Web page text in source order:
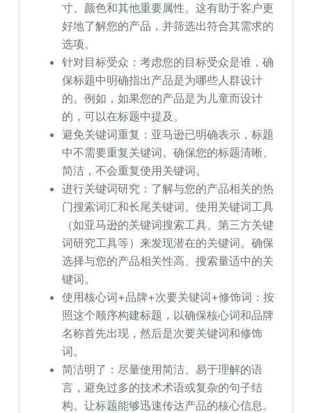
寸、颜色和其他重要属性。这有助于客户更
好地了解您的产品，并筛选出符合其需求的
选项。
针对目标受众：考虑您的目标受众是谁，确
保标题中明确指出产品是为哪些人群设计
的。例如，如果您的产品是为儿童而设计
的，可以在标题中提及。
避免关键词重复：亚马逊已明确表示，标题
中不需要重复关键词。确保您的标题清晰、
简洁，不会重复使用关键词。
进行关键词研究：了解与您的产品相关的热
门搜索词汇和长尾关键词。使用关键词工具
（如亚马逊的关键词搜索工具、第三方关键
词研究工具等）来发现潜在的关键词。确保
选择与您的产品相关性高、搜索量适中的关
键词。
使用核心词+品牌+次要关键词+修饰词：按
照这个顺序构建标题，以确保核心词和品牌
名称首先出现，然后是次要关键词和修饰
词。
简洁明了：尽量使用简洁、易于理解的语
言，避免过多的技术术语或复杂的句子结
构。让标题能够迅速传达产品的核心信息。